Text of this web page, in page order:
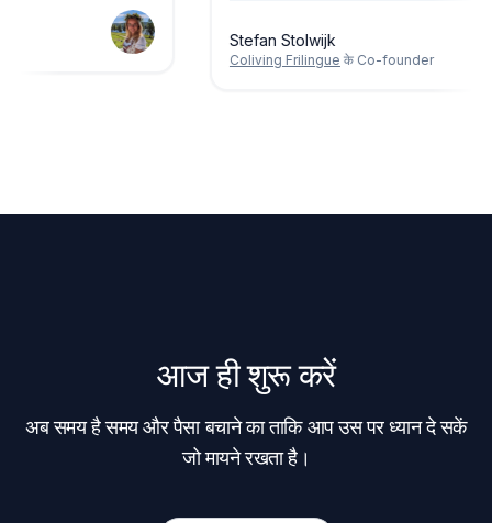
Stefan Stolwijk
Coliving Frilingueके Co-founder
आज ही शुरू करें
अब समय है समय और पैसा बचाने का ताकि आप उस पर ध्यान दे सकें
जो मायने रखता है।